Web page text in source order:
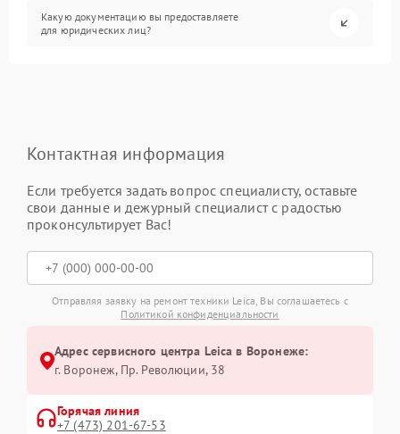
Какую документацию вы предоставляете
для юридических лиц?
Контактная информация
Если требуется задать вопрос специалисту, оставьте
свои данные и дежурный специалист с радостью
проконсультирует Вас!
Отправляя заявку на ремонт техники Leica, Вы соглашаетесь с
Политикой конфиденциальности
Адрес сервисного центра Leica в Воронеже:
г. Воронеж, Пр. Революции, 38
Горячая линия
+7 (473) 201-67-53